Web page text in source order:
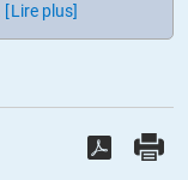
[Lire plus]